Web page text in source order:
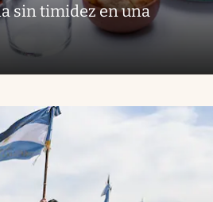
sin timidez en una